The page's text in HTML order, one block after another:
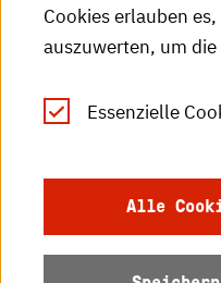
RSS-Feed
Leichte Sprache
Datenschutz
Cookies erlauben
auszuwerten, um die
Essenzielle
Alle